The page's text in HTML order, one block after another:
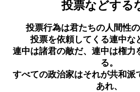
投票などする
投票行為は君たちの人間性の
投票を依頼してくる連中な
連中は諸君の敵だ、連中は権力
る。
すべての政治家はそれが共和派
あれ、